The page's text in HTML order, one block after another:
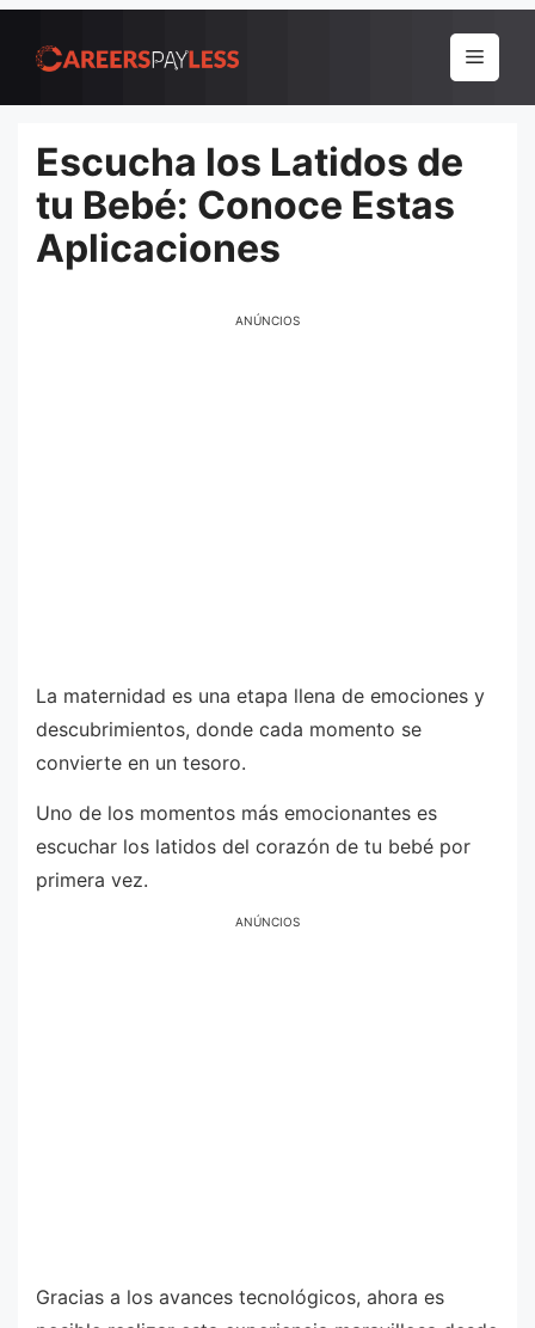
para
conteúdo
Menu
Escucha los Latidos de
tu Bebé: Conoce Estas
Aplicaciones
ANÚNCIOS
La maternidad es una etapa llena de emociones y
descubrimientos, donde cada momento se
convierte en un tesoro.
Uno de los momentos más emocionantes es
escuchar los latidos del corazón de tu bebé por
primera vez.
ANÚNCIOS
Gracias a los avances tecnológicos, ahora es